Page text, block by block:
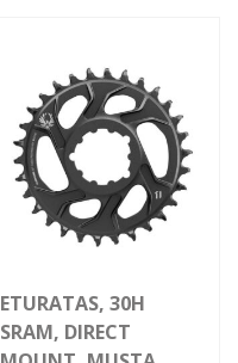
ETURATAS, 30H
SRAM, DIRECT